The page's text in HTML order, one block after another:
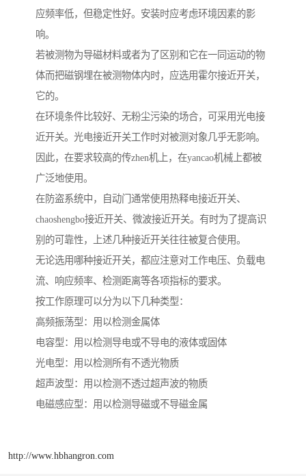
应频率低，但稳定性好。安装时应考虑环境因素的影
响。
若被测物为导磁材料或者为了区别和它在一同运动的物
体而把磁钢埋在被测物体内时，应选用霍尔接近开关，
它的。
在环境条件比较好、无粉尘污染的场合，可采用光电接
近开关。光电接近开关工作时对被测对象几乎无影响。
因此，在要求较高的传zhen机上，在yancao机械上都被
广泛地使用。
在防盗系统中，自动门通常使用热释电接近开关、
chaoshengbo接近开关、微波接近开关。有时为了提高识
别的可靠性，上述几种接近开关往往被复合使用。
无论选用哪种接近开关，都应注意对工作电压、负载电
流、响应频率、检测距离等各项指标的要求。
按工作原理可以分为以下几种类型：
高频振荡型：用以检测金属体
电容型：用以检测导电或不导电的液体或固体
光电型：用以检测所有不透光物质
超声波型：用以检测不透过超声波的物质
电磁感应型：用以检测导磁或不导磁金属
http://www.hbhangron.com